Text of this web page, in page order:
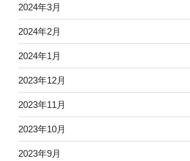
2024年3月
2024年2月
2024年1月
2023年12月
2023年11月
2023年10月
2023年9月